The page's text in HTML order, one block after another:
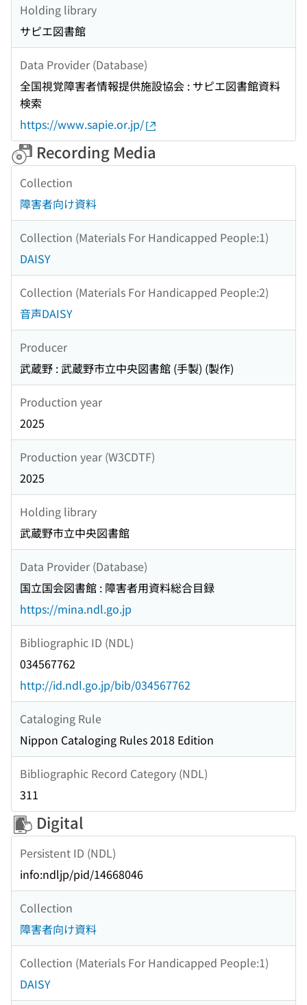
Holding library
サピエ図書館
Data Provider (Database)
全国視覚障害者情報提供施設協会 : サピエ図書館資料
検索
https://www.sapie.or.jp/
Recording Media
Collection
障害者向け資料
Collection (Materials For Handicapped People:1)
DAISY
Collection (Materials For Handicapped People:2)
音声DAISY
Producer
武蔵野 : 武蔵野市立中央図書館 (手製) (製作)
Production year
2025
Production year (W3CDTF)
2025
Holding library
武蔵野市立中央図書館
Data Provider (Database)
国立国会図書館 : 障害者用資料総合目録
https://mina.ndl.go.jp
Bibliographic ID (NDL)
034567762
http://id.ndl.go.jp/bib/034567762
Cataloging Rule
Nippon Cataloging Rules 2018 Edition
Bibliographic Record Category (NDL)
311
Digital
Persistent ID (NDL)
info:ndljp/pid/14668046
Collection
障害者向け資料
Collection (Materials For Handicapped People:1)
DAISY